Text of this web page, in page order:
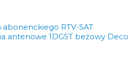
RTV-SAT
antenowe 1DGST beżowy Deco